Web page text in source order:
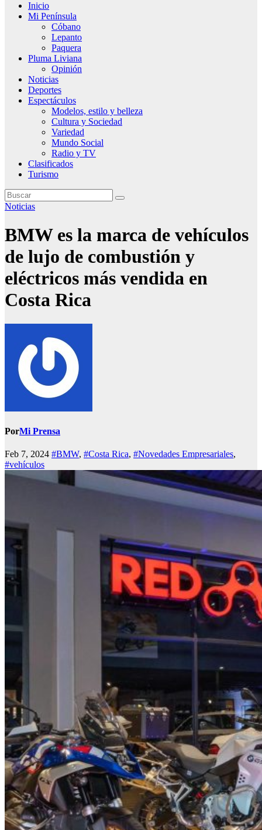
Inicio
Mi Península
Cóbano
Lepanto
Paquera
Pluma Liviana
Opinión
Noticias
Deportes
Espectáculos
Modelos, estilo y belleza
Cultura y Sociedad
Variedad
Mundo Social
Radio y TV
Clasificados
Turismo
Noticias
BMW es la marca de vehículos
de lujo de combustión y
eléctricos más vendida en
Costa Rica
PorMi Prensa
Feb 7, 2024 #BMW, #Costa Rica, #Novedades Empresariales,
#vehículos